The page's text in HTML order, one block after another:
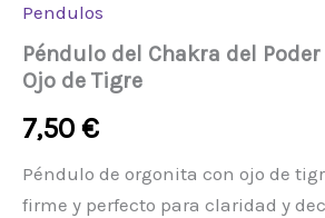
Pendulos
Péndulo del Chakra del
Ojo de Tigre
7,50 €
Péndulo de orgonita con ojo de
firme y perfecto para claridad y